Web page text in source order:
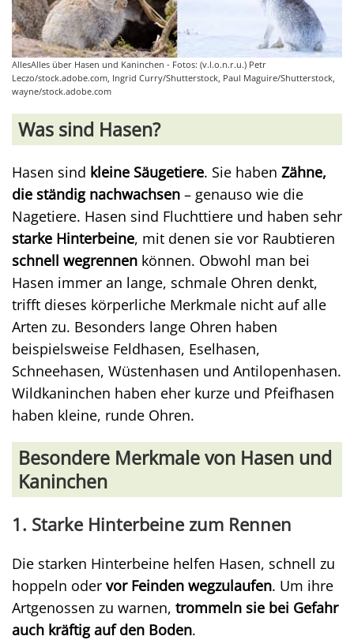
AllesAlles über Hasen und Kaninchen - Fotos: (v.l.o.n.r.u.) Petr
Leczo/stock.adobe.com, Ingrid Curry/Shutterstock, Paul Maguire/Shutterstock,
wayne/stock.adobe.com
Was sind Hasen?
Hasen sind kleine Säugetiere. Sie haben Zähne,
die ständig nachwachsen – genauso wie die
Nagetiere. Hasen sind Fluchttiere und haben sehr
starke Hinterbeine, mit denen sie vor Raubtieren
schnell wegrennen können. Obwohl man bei
Hasen immer an lange, schmale Ohren denkt,
trifft dieses körperliche Merkmale nicht auf alle
Arten zu. Besonders lange Ohren haben
beispielsweise Feldhasen, Eselhasen,
Schneehasen, Wüstenhasen und Antilopenhasen.
Wildkaninchen haben eher kurze und Pfeifhasen
haben kleine, runde Ohren.
Besondere Merkmale von Hasen und
Kaninchen
1. Starke Hinterbeine zum Rennen
Die starken Hinterbeine helfen Hasen, schnell zu
hoppeln oder vor Feinden wegzulaufen. Um ihre
Artgenossen zu warnen, trommeln sie bei Gefahr
auch kräftig auf den Boden.